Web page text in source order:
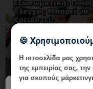
🍪
Η ιστοσελίδα μας
της εμπειρίας σας,
για σκοπούς